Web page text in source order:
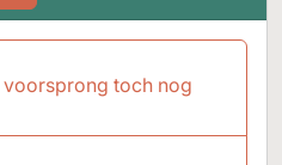
toch nog